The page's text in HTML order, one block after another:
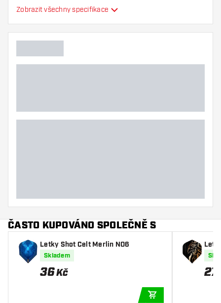
Úchop nosu šipky
Hráč šipek
Zobrazit všechny specifikace
ČASTO KUPOVÁNO SPOLEČNĚ S
Letky Shot Celt Merlin NO6
Skladem
36Kč 27